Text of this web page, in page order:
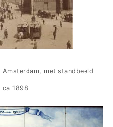
met standbeeld
ca 1898